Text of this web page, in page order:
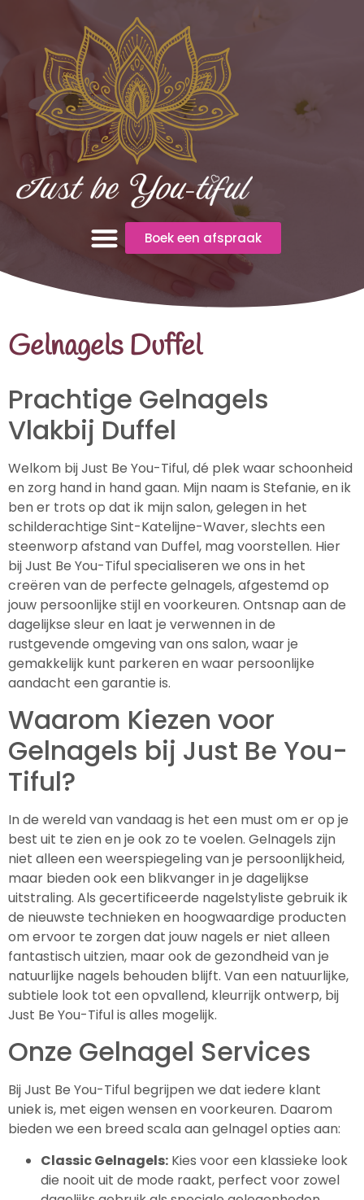
Boek een afspraak
Gelnagels Duffel
Prachtige Gelnagels
Vlakbij Duffel
Welkom bij Just Be You-Tiful, dé plek waar schoonheid
en zorg hand in hand gaan. Mijn naam is Stefanie, en ik
ben er trots op dat ik mijn salon, gelegen in het
schilderachtige Sint-Katelijne-Waver, slechts een
steenworp afstand van Duffel, mag voorstellen. Hier
bij Just Be You-Tiful specialiseren we ons in het
creëren van de perfecte gelnagels, afgestemd op
jouw persoonlijke stijl en voorkeuren. Ontsnap aan de
dagelijkse sleur en laat je verwennen in de
rustgevende omgeving van ons salon, waar je
gemakkelijk kunt parkeren en waar persoonlijke
aandacht een garantie is.
Waarom Kiezen voor
Gelnagels bij Just Be You-
Tiful?
In de wereld van vandaag is het een must om er op je
best uit te zien en je ook zo te voelen. Gelnagels zijn
niet alleen een weerspiegeling van je persoonlijkheid,
maar bieden ook een blikvanger in je dagelijkse
uitstraling. Als gecertificeerde nagelstyliste gebruik ik
de nieuwste technieken en hoogwaardige producten
om ervoor te zorgen dat jouw nagels er niet alleen
fantastisch uitzien, maar ook de gezondheid van je
natuurlijke nagels behouden blijft. Van een natuurlijke,
subtiele look tot een opvallend, kleurrijk ontwerp, bij
Just Be You-Tiful is alles mogelijk.
Onze Gelnagel Services
Bij Just Be You-Tiful begrijpen we dat iedere klant
uniek is, met eigen wensen en voorkeuren. Daarom
bieden we een breed scala aan gelnagel opties aan:
Classic Gelnagels: Kies voor een klassieke look
die nooit uit de mode raakt, perfect voor zowel